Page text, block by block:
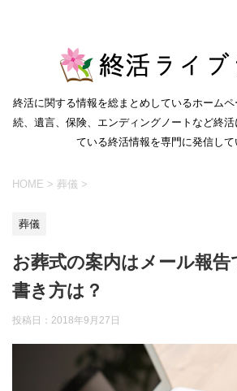
終活に関する情報を総まとめしているホーム
続、遺言、保険、エンディングノートなど終
ている終活情報を専門に発信して
HOME > 葬儀 >
葬儀
お葬式の案内はメール報告
書き方は？
投稿日： 2018年9月27日